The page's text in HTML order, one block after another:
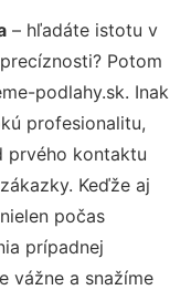
– hľadáte istotu v
Potom
podlahy.sk. Inak
profesionalitu,
prvého kontaktu
Keďže aj
počas
prípadnej
vážne a snažíme